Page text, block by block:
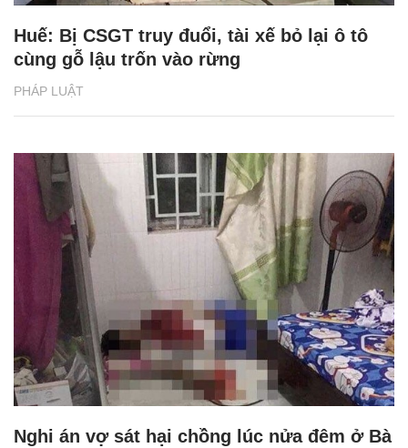
PHÁP LUẬT
Huế: Bị CSGT truy đuổi, tài xế bỏ lại ô tô
cùng gỗ lậu trốn vào rừng
Nghi án vợ sát hại chồng lúc nửa đêm ở Bà